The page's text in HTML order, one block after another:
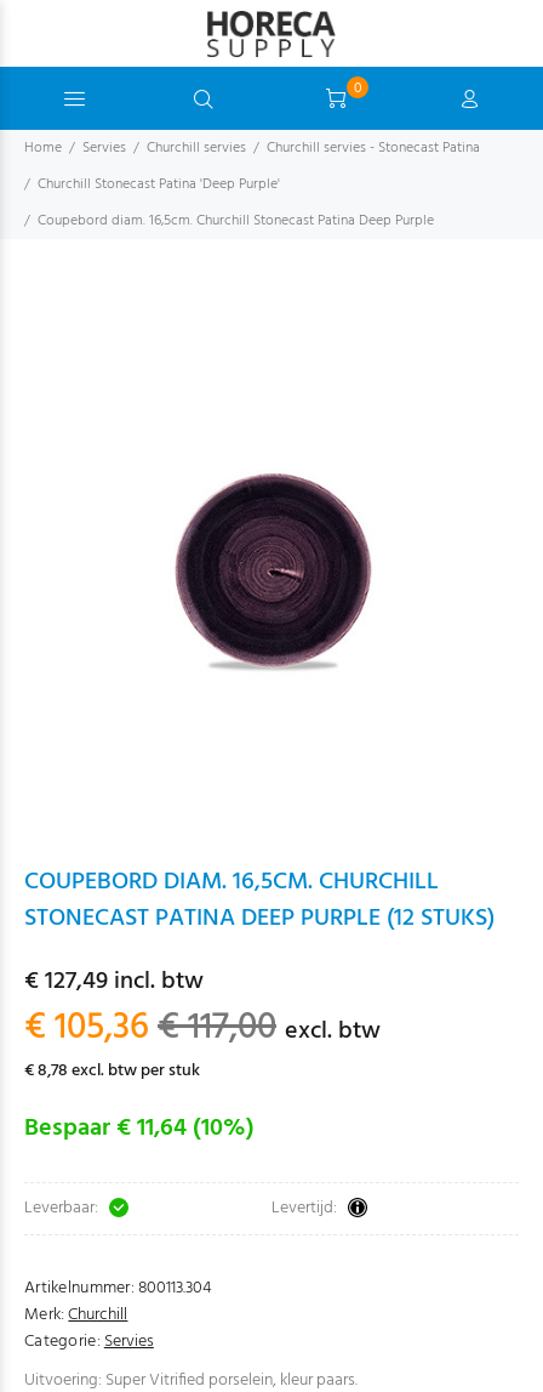
0
Home Servies Churchill servies
Churchill servies - Stonecast Patina
Churchill Stonecast Patina 'Deep Purple'
Coupebord diam. 16,5cm. Churchill Stonecast Patina Deep Purple
COUPEBORD DIAM. 16,5CM. CHURCHILL
STONECAST PATINA DEEP PURPLE (12 STUKS)
€ 127,49 incl. btw
€ 105,36€ 117,00 excl. btw
€ 8,78 excl. btw per stuk
Bespaar € 11,64 (10%)
Leverbaar: Levertijd:
Artikelnummer:800113.304
Merk:Churchill
Categorie:Servies
Uitvoering: Super Vitrified porselein, kleur paars.